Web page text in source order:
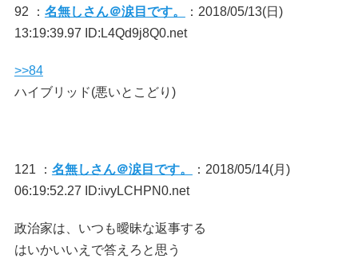
92 ： 名無しさん＠涙目です。
：2018/05/13(日)
13:19:39.97 ID:L4Qd9j8Q0.net
>>84
ハイブリッド(悪いとこどり)
121 ： 名無しさん＠涙目です。
：2018/05/14(月)
06:19:52.27 ID:ivyLCHPN0.net
政治家は、いつも曖昧な返事する
はいかいいえで答えろと思う